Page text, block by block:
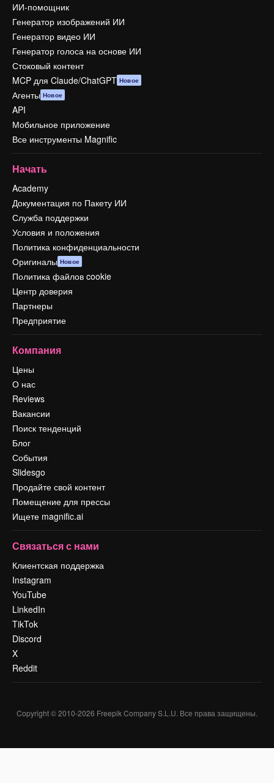
ИИ-помощник
Генератор изображений ИИ
Генератор видео ИИ
Генератор голоса на основе ИИ
Стоковый контент
MCP для Claude/ChatGPT Новое
Агенты Новое
API
Мобильное приложение
Все инструменты Magnific
Начать
Academy
Документация по Пакету ИИ
Служба поддержки
Условия и положения
Политика конфиденциальности
Оригиналы Новое
Политика файлов cookie
Центр доверия
Партнеры
Предприятие
Компания
Цены
О нас
Reviews
Вакансии
Поиск тенденций
Блог
События
Slidesgo
Продайте свой контент
Помещение для прессы
Ищете magnific.ai
Связаться с нами
Клиентская поддержка
Instagram
YouTube
LinkedIn
TikTok
Discord
X
Reddit
Copyright © 2010-2026 Freepik Company S.L.U. Все права защищены.